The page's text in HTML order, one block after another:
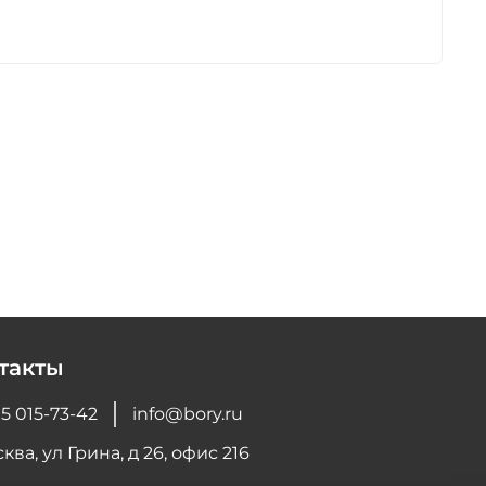
015-73-42
info@bory.ru
ул Грина, д 26, офис 216